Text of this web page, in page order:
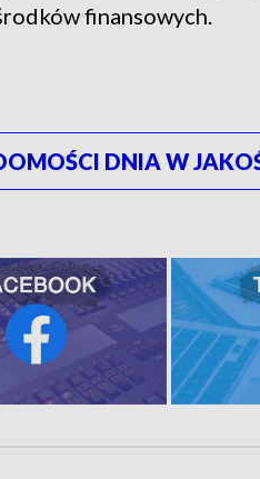
finansowych.
DNIA W